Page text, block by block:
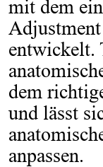
mit dem
entwickelt.
dem
und lässt
anpassen.